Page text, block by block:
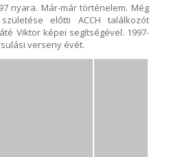
nyara. Már-már történelem. Még
előtti ACCH találkozót
Viktor képei segítségével. 1997-
verseny évét.